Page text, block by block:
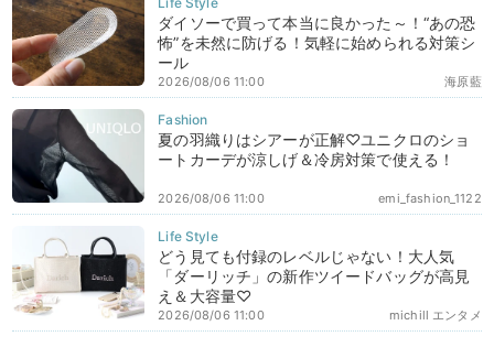
ダイソーで買って本当に良かった～！“あの恐
怖”を未然に防げる！気軽に始められる対策シ
ール
海原藍
2026/08/06 11:00
夏の羽織りはシアーが正解♡ユニクロのショ
ートカーデが涼しげ＆冷房対策で使える！
emi_fashion_1122
2026/08/06 11:00
どう見ても付録のレベルじゃない！大人気
「ダーリッチ」の新作ツイードバッグが高見
え＆大容量♡
michill エンタメ
2026/08/06 11:00